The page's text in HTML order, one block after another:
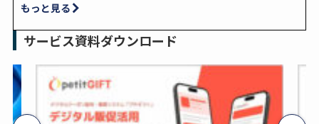
もっと見る
サービス資料ダウンロード